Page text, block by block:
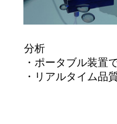
分析
・ポータブル装置
・リアルタイム品